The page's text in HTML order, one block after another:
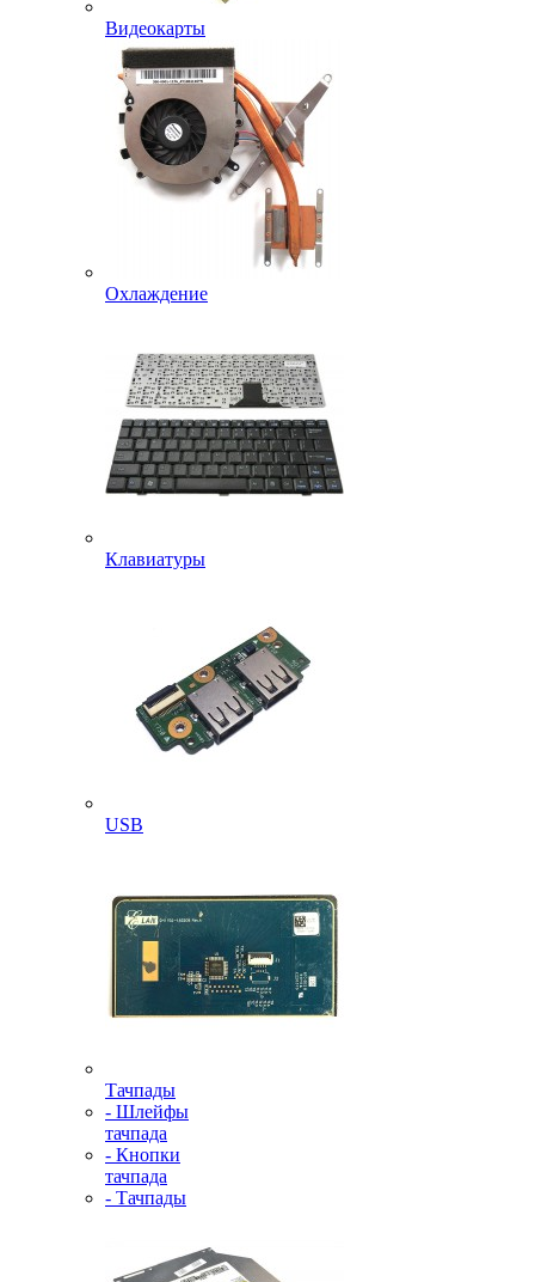
Видеокарты
Охлаждение
Клавиатуры
USB
Тачпады
- Шлейфы
тачпада
- Кнопки
тачпада
- Тачпады